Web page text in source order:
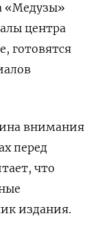
«Медузы»
центра
готовятся
внимания
перед
что
издания.